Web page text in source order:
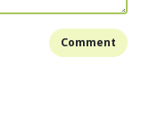
Comment